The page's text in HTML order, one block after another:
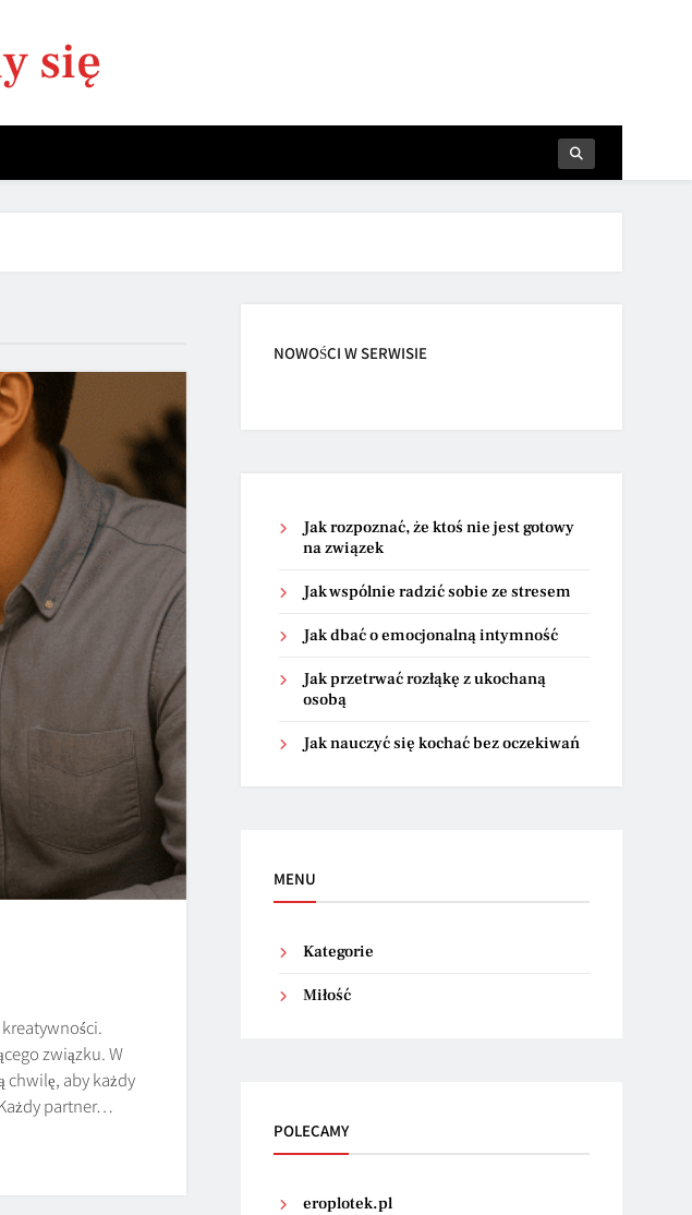
się
związku. W
chwilę, aby każdy
partner…
NOWOŚCI W SERWISIE
Jak rozpoznać, że ktoś nie jest gotowy
na związek
Jak wspólnie radzić sobie ze stresem
Jak dbać o emocjonalną intymność
Jak przetrwać rozłąkę z ukochaną
osobą
Jak nauczyć się kochać bez oczekiwań
MENU
Kategorie
Miłość
POLECAMY
eroplotek.pl